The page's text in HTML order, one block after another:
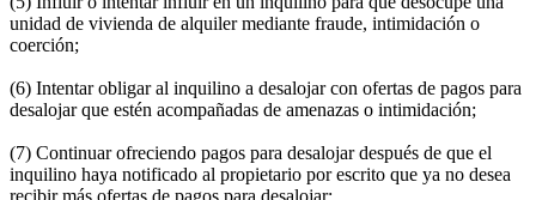
unidad de vivienda de alquiler mediante fraude, intimidación o
coerción;
(6) Intentar obligar al inquilino a desalojar con ofertas de pagos para
desalojar que estén acompañadas de amenazas o intimidación;
(7) Continuar ofreciendo pagos para desalojar después de que el
inquilino haya notificado al propietario por escrito que ya no desea
recibir más ofertas de pagos para desalojar;